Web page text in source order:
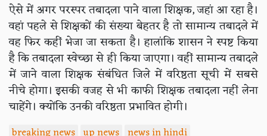
ऐसे में अगर परस्पर तबादला पाने वाला शिक्षक, जहां आ रहा है।
वहां पहले से शिक्षकों की संख्या बेहतर है तो सामान्य तबादले में
वह फिर कहीं भेजा जा सकता है। हालांकि शासन ने स्पष्ट किया
है कि तबादला स्वेच्छा से ही किया जाएगा। वहीं सामान्य तबादले
में जाने वाला शिक्षक संबंधित जिले में वरिष्ठता सूची में सबसे
नीचे होगा। इसकी वजह से भी काफी शिक्षक तबादला नहीं लेना
चाहेंगे। क्योंकि उनकी वरिष्ठता प्रभावित होगी।